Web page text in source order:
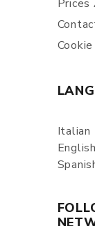
Prices
Italian
English